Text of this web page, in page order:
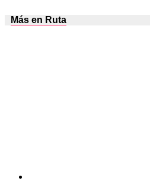
Más en Ruta